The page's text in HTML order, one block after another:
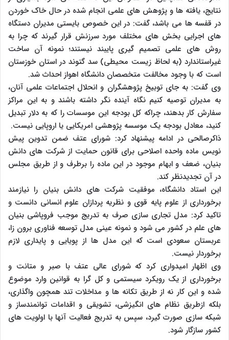
نتایج، یافته ها و پژوهش های علمی انجام شده در حال خاک خوردن
در قفسه ها می باشد، گفت: در این خصوص بایستی مدیران دستگاه
های اجرایی بخش های مختلف مورد سرزنش قرار گیرند که چرا به
روش های علمی تصمیم گیری پایبند نیستند؛ نمونه آن ساخت
غیراستاندارد (به لحاظ زیست محیطی) سد گتوند در استان خوزستان
است که با وجود مخالفت متخصصان دانشگاه اهواز احداث شد.
وی گفت: به جای توبیخ پژوهشگران و انحلال اجتماعات علمی آنان،
به مدیران توصیه کنیم نگاه آینده نگر داشته باشند و به این مراکز
سفارش کار بدهند، چراکه کل بودجه این موسسات را که به دلار تبدیل
کنید، معادل بودجه یک موسسه پژوهشی امریکایی یا اروپایی نیست.
ذاکرصالحی در ادامه پیشنهاد کرد: شورای عتف ضمن تدوین پیش
نویس ماده واحده اصلاحی برای قانون حمایت از شرکت های دانش
بنیان، ضعف و ابهام موجود در این ماده را برطرف و از طریق مجلس
در آن تجدیدنظر کند.
این استاد دانشگاه، موفقیت شرکت های دانش بنیان را نیازمند
برخورداری از علوم پایه قوی و نظریه پردازان علوم انسانی دانست و
تاکید کرد: مدل تجاری سازی صرف به تدریج موجب فروپاشی بنیان
های علم در کشور می شود و نمونه عینی مدل توسعه فناوری برون زا،
عربستان سعودی است که این مدل ها از پویایی و پایداری لازم
برخوردار نیست.
وی اظهار امیدواری کرد که شورای عالی عتف با صبر و متانت و
برخورداری از یک رویکرد سیستمی و کل گرا به قوانین وارد موضوع
شده و این کار نه از طریق تکانه ها و مداخلات تند همچون واگذاری،
بلکه ازطریق نظام های انگیزشی، تشویقی و اقدامات توانمندساز و
شبکه سازی صورت گیرد، سپس به تدریج فعالیت آنها با اولویت های
کشور سازگار شود.